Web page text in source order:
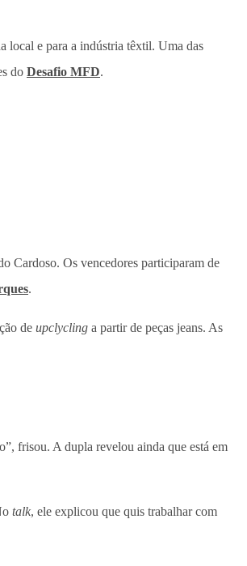
local e para a indústria têxtil. Uma das
do Desafio MFD.
Cardoso. Os vencedores participaram de
.
de upclycling a partir de peças jeans. As
frisou. A dupla revelou ainda que está em
talk, ele explicou que quis trabalhar com